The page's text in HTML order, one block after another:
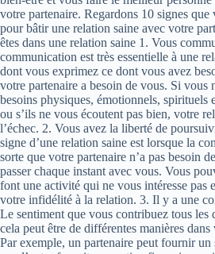
votre partenaire. Regardons 10 signes
pour bâtir une relation saine avec votre
êtes dans une relation saine 1. Vous
communication est très essentielle à une
dont vous exprimez ce dont vous avez
votre partenaire a besoin de vous. Si vous
besoins physiques, émotionnels, spirituels
ou s’ils ne vous écoutent pas bien, votre
l’échec. 2. Vous avez la liberté de
signe d’une relation saine est lorsque la
sorte que votre partenaire n’a pas besoin
passer chaque instant avec vous. Vous
font une activité qui ne vous intéresse pas
votre infidélité à la relation. 3. Il y a une
Le sentiment que vous contribuez tous les
cela peut être de différentes manières
Par exemple, un partenaire peut fournir